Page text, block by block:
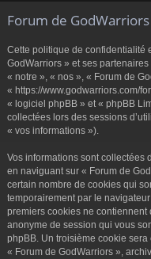
s
Forum de
Cette politique de confidentialité
GodWarriors » et ses
« notre », « nos », « Forum de
« https://www.godwarriors.com/
« logiciel phpBB » et « phpBB
collectées lors des sessions
« vos informations »).
Vos informations sont collectées
en naviguant sur « Forum de
certain nombre de cookies qui
temporairement par le
premiers cookies ne contiennent
anonyme de session qui vous
phpBB. Un troisième cookie
« Forum de GodWarriors »,